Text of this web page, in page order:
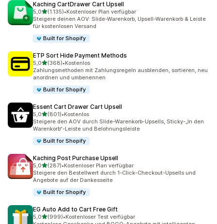
Kaching CartDrawer Cart Upsell
5,0von 5 Sternen
(1.135)
1135 Rezensionen insgesamt
•Kostenloser Plan verfügbar
Steigere deinen AOV: Slide-Warenkorb, Upsell-Warenkorb & Leiste
für kostenlosen Versand
Built for Shopify
ETP Sort Hide Payment Methods
5,0von 5 Sternen
(368)
368 Rezensionen insgesamt
•Kostenlos
Zahlungsmethoden mit Zahlungsregeln ausblenden, sortieren, neu
anordnen und umbenennen
Built for Shopify
Essent Cart Drawer Cart Upsell
5,0von 5 Sternen
(801)
801 Rezensionen insgesamt
•Kostenlos
Steigere den AOV durch Slide-Warenkorb-Upsells, Sticky-„In den
Warenkorb“-Leiste und Belohnungsleiste
Built for Shopify
Kaching Post Purchase Upsell
5,0von 5 Sternen
(287)
287 Rezensionen insgesamt
•Kostenloser Plan verfügbar
Steigere den Bestellwert durch 1-Click-Checkout-Upsells und
Angebote auf der Dankesseite
Built for Shopify
EG Auto Add to Cart Free Gift
5,0von 5 Sternen
(999)
999 Rezensionen insgesamt
•Kostenloser Test verfügbar